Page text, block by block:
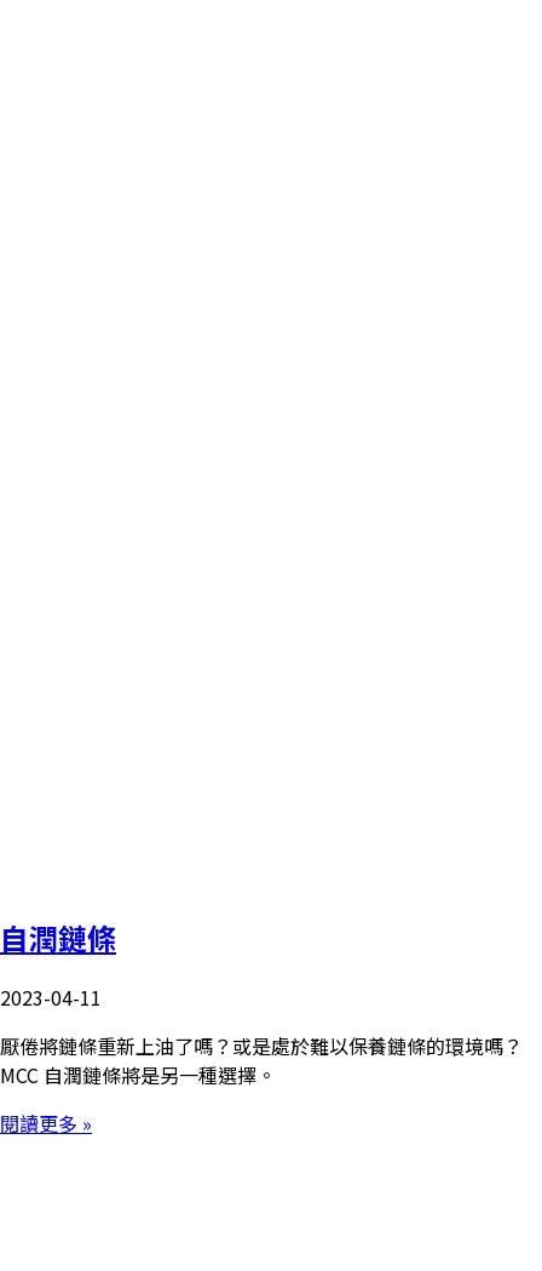
自潤鏈條
2023-04-11
厭倦將鏈條重新上油了嗎？或是處於難以保養鏈條的環境嗎？
MCC 自潤鏈條將是另一種選擇。
閱讀更多 »